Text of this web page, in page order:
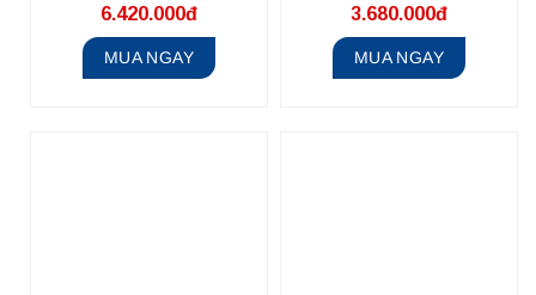
6.420.000đ
MUA NGAY
3.680.000đ
MUA NGAY